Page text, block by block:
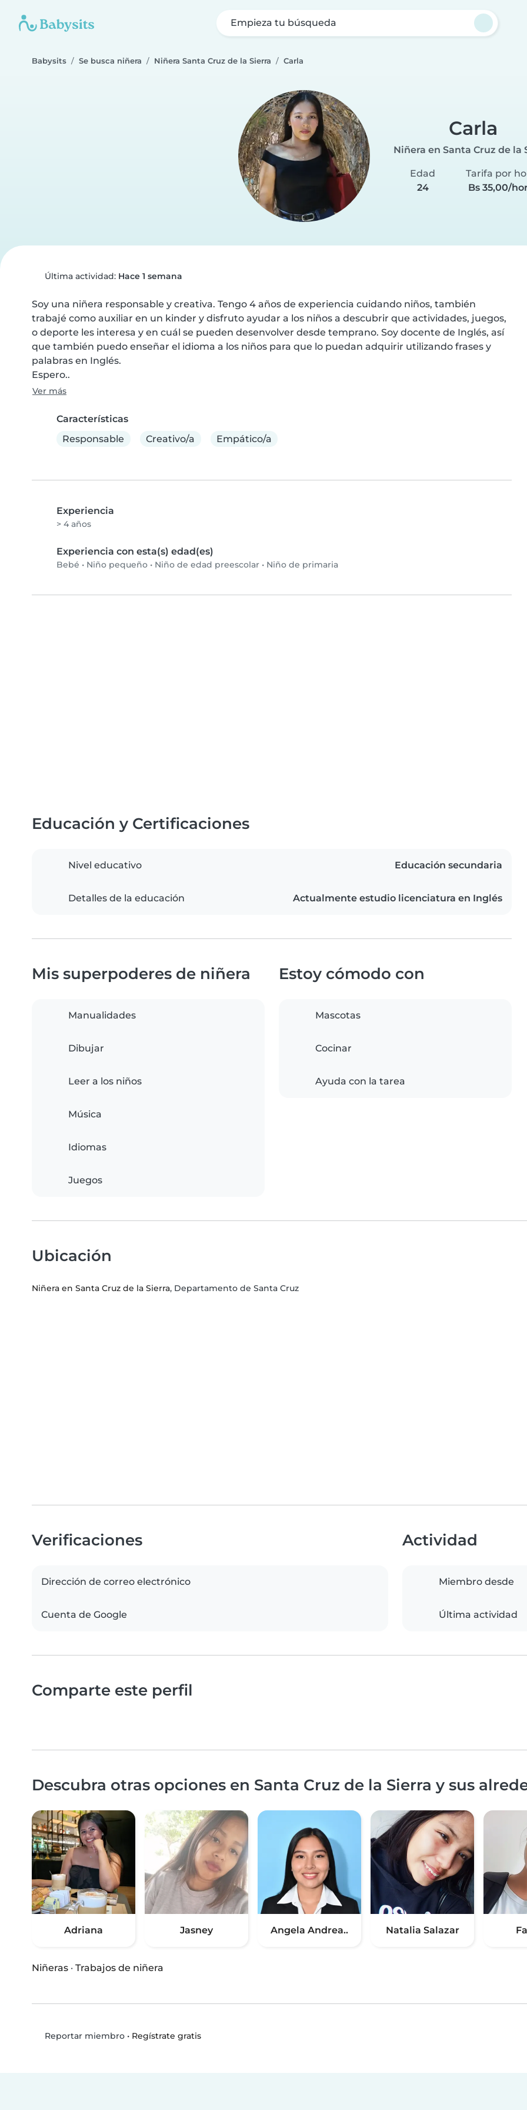
Empieza tu búsqueda
Babysits Se busca niñera Niñera Santa Cruz de la Sierra Carla
Carla
Niñera en Santa Cruz de la
Edad
24
Tarifa por
Bs 35,00/
Última actividad: Hace 1 semana
Soy una niñera responsable y creativa. Tengo 4 años de experiencia cuidando niños, también
trabajé como auxiliar en un kinder y disfruto ayudar a los niños a descubrir que actividades, juegos,
o deporte les interesa y en cuál se pueden desenvolver desde temprano. Soy docente de Inglés, así
que también puedo enseñar el idioma a los niños para que lo puedan adquirir utilizando frases y
palabras en Inglés.
Espero..
Ver más
Características
Responsable
Creativo/a Empático/a
Experiencia
> 4 años
Experiencia con esta(s) edad(es)
Bebé • Niño pequeño • Niño de edad preescolar • Niño de primaria
Educación y Certificaciones
Nivel educativo Educación secundaria
Detalles de la educación Actualmente estudio licenciatura en Inglés
Mis superpoderes de niñera
Manualidades
Dibujar
Leer a los niños
Música
Idiomas
Juegos
Estoy cómodo con
Mascotas
Cocinar
Ayuda con la tarea
Ubicación
Niñera en Santa Cruz de la Sierra, Departamento de Santa Cruz
Verificaciones
Dirección de correo electrónico
Cuenta de Google
Actividad
Miembro desde
Última actividad
Comparte este perfil
Descubra otras opciones en Santa Cruz de la Sierra y sus
Adriana Jasney Angela Andrea.. Natalia Salazar
Niñeras · Trabajos de niñera
Reportar miembro• Regístrate gratis